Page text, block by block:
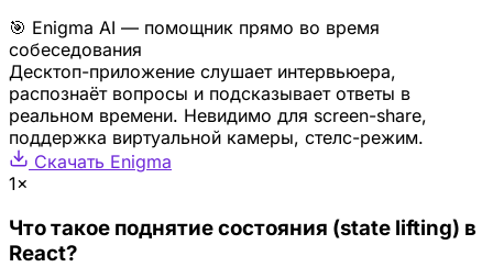
🎯 Enigma AI — помощник прямо во время
собеседования
Десктоп-приложение слушает интервьюера,
распознаёт вопросы и подсказывает ответы в
реальном времени. Невидимо для screen-share,
поддержка виртуальной камеры, стелс-режим.
Скачать Enigma
1×
Что такое поднятие состояния (state lifting) в
React?